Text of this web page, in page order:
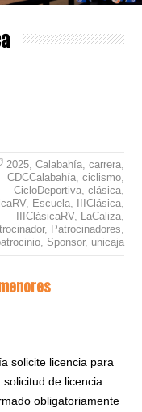
2025, Calabahía, carrera,
CDCCalabahía, ciclismo,
CicloDeportiva, clásica,
, Escuela, IIIClásica,
IIIClásicaRV, LaCaliza,
, Patrocinadores
, Sponsor, unicaja
solicite licencia para
de licencia
obligatoriamente